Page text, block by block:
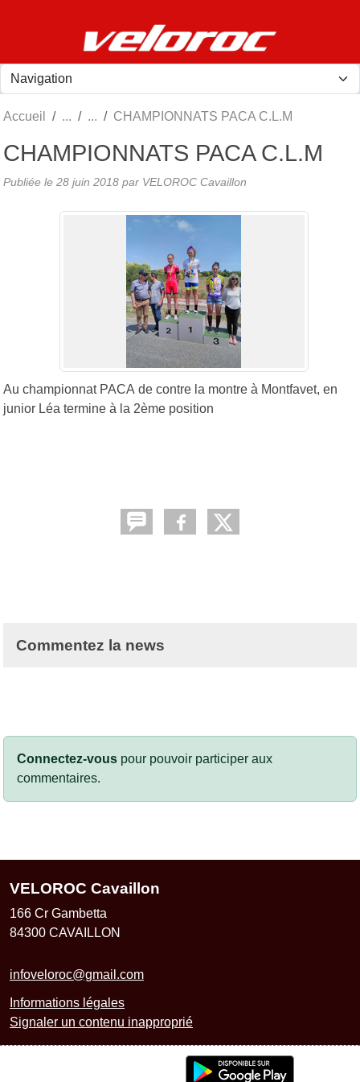
Accueil CHAMPIONNATS PACA C.L.M
CHAMPIONNATS PACA C.L.M
Publiée le 28 juin 2018 par VELOROC Cavaillon
Au championnat PACA de contre la montre à Montfavet, en
junior Léa termine à la 2ème position
Commentez la news
Connectez-vous pour pouvoir participer aux
commentaires.
VELOROC Cavaillon
166 Cr Gambetta
84300 CAVAILLON
infoveloroc@gmail.com
Informations légales
Signaler un contenu inapproprié